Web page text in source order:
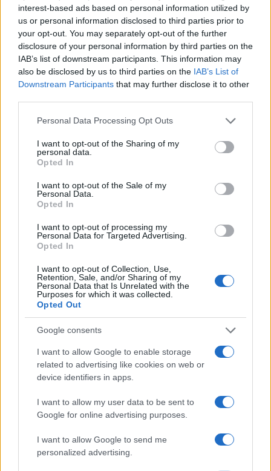
interest-based ads based on personal information utilized by
us or personal information disclosed to third parties prior to
your opt-out. You may separately opt-out of the further
disclosure of your personal information by third parties on the
IAB’s list of downstream participants. This information may
also be disclosed by us to third parties on the IAB’s List of
Downstream Participants that may further disclose it to other
Please note that this website/app uses one or more Google
not limited to your visit or usage behaviour. You may click to
grant or deny consent to Google and its third-party tags to
use your data for below specified purposes in below Google
consent section.
Personal Data Processing Opt Outs
I want to opt-out of the Sharing of my
personal data.
Opted In
I want to opt-out of the Sale of my
Personal Data.
Opted In
I want to opt-out of processing my
Personal Data for Targeted Advertising.
Opted In
I want to opt-out of Collection, Use,
Retention, Sale, and/or Sharing of my
Personal Data that Is Unrelated with the
Purposes for which it was collected.
Opted Out
Google consents
I want to allow Google to enable storage
related to advertising like cookies on web or
device identifiers in apps.
I want to allow my user data to be sent to
Google for online advertising purposes.
I want to allow Google to send me
personalized advertising.
Ouro e dólar sob pressão: como os mercados estão
respondendo às últimas notícias
Beatriz Almeida · 6 ago 2026
FINANÇA
Presidente Lula propõe política fiscal séria para reduzir juros e
critica limitações orçamentárias
FINANÇA